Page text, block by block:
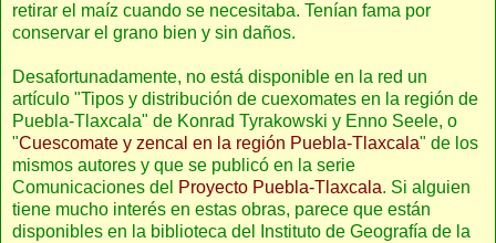
retirar el maíz cuando se necesitaba. Tenían fama por
conservar el grano bien y sin daños.
Desafortunadamente, no está disponible en la red un
artículo "Tipos y distribución de cuexomates en la región de
Puebla-Tlaxcala" de Konrad Tyrakowski y Enno Seele, o
"Cuescomate y zencal en la región Puebla-Tlaxcala" de los
mismos autores y que se publicó en la serie
Comunicaciones del Proyecto Puebla-Tlaxcala. Si alguien
tiene mucho interés en estas obras, parece que están
disponibles en la biblioteca del Instituto de Geografía de la